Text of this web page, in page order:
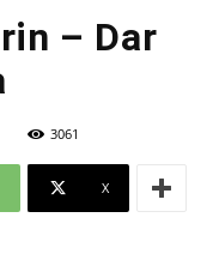
– Dar
3061
X